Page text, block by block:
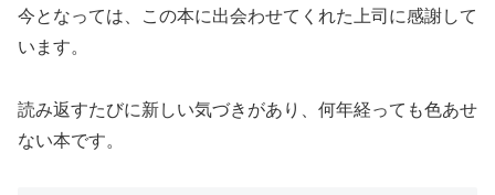
今となっては、この本に出会わせてくれた上司に感謝して
います。
読み返すたびに新しい気づきがあり、何年経っても色あせ
ない本です。